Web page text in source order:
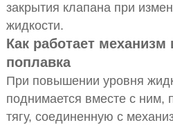
закрытия клапана при
жидкости.
Как работает механизм
поплавка
При повышении уровня
поднимается вместе с ним,
тягу, соединенную с